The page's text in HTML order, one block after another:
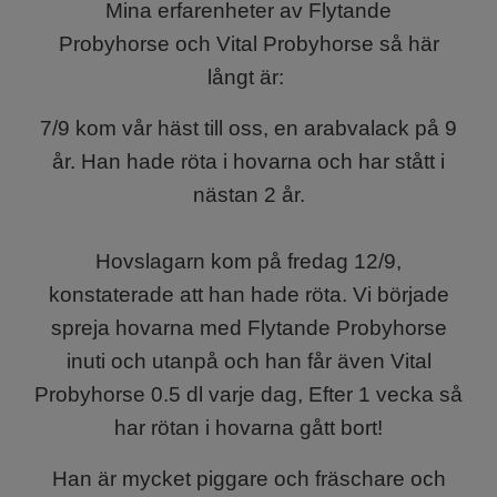
Mina erfarenheter av Flytande
Probyhorse och Vital Probyhorse så här
långt är:
7/9 kom vår häst till oss, en arabvalack på 9
år. Han hade röta i hovarna och har stått i
nästan 2 år.
Hovslagarn kom på fredag 12/9,
konstaterade att han hade röta. Vi började
spreja hovarna med Flytande Probyhorse
inuti och utanpå och han får även Vital
Probyhorse 0.5 dl varje dag, Efter 1 vecka så
har rötan i hovarna gått bort!
Han är mycket piggare och fräschare och